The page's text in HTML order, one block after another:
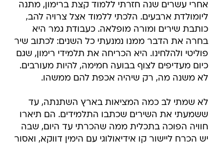
אחרי עשרים שנה חזרתי ללמוד קצת ברימון, מתנה
ליומולדת ארבעים. הלכתי ללמוד אצל צרויה להב,
כותבת שירים ומורה מופלאה. כעבודת גמר היא
בחרה את הדבר ממנו נמנעתי כל השנים: לכתוב שיר
פוליטי ולהלחינו. היא הכריחה את תלמידי רימון, שגם
כיום מעדיפים לצוף בבועה חמימה, להיות מעורבים.
לא משנה מה, רק שיהיה אכפת להם ממשהו.
לא שמתי לב כמה המציאות בארץ השתנתה, עד
ששמעתי את השירים שכתבו התלמידים. הם תיארו
חוויה הפוכה בתכלית ממה שהכרתי עד היום, שבה
יש הכרח ליישור קו אידיאולוגי עם הימין דווקא, ואסור